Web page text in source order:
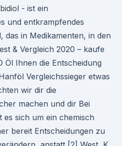
- ist ein
und entkrampfendes
das in Medikamenten, in den
& Vergleich 2020 – kaufe
Öl Ihnen die Entscheidung
Vergleichssieger etwas
wir dir die
machen und dir Bei
es sich um ein chemisch
bereit Entscheidungen zu